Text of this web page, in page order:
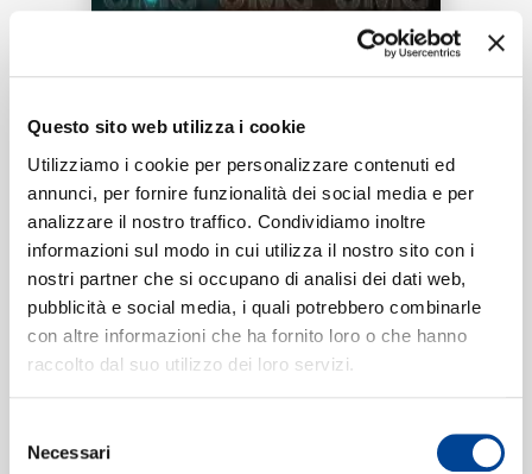
Questo sito web utilizza i cookie
Utilizziamo i cookie per personalizzare contenuti ed
annunci, per fornire funzionalità dei social media e per
analizzare il nostro traffico. Condividiamo inoltre
informazioni sul modo in cui utilizza il nostro sito con i
nostri partner che si occupano di analisi dei dati web,
pubblicità e social media, i quali potrebbero combinarle
con altre informazioni che ha fornito loro o che hanno
raccolto dal suo utilizzo dei loro servizi.
delNecessari
Tracklist:
1 Quiero Bailar(Chorus/TikTok)
KAROL G, Wisin & Yandel, Nicky Jam, Ivy Queen, Zion,
Alberto Stylee
Formati disponibili:
Chorus/TikTok
RICERCA
CHI SIAMO
CONTATTI
NEWSLETTER